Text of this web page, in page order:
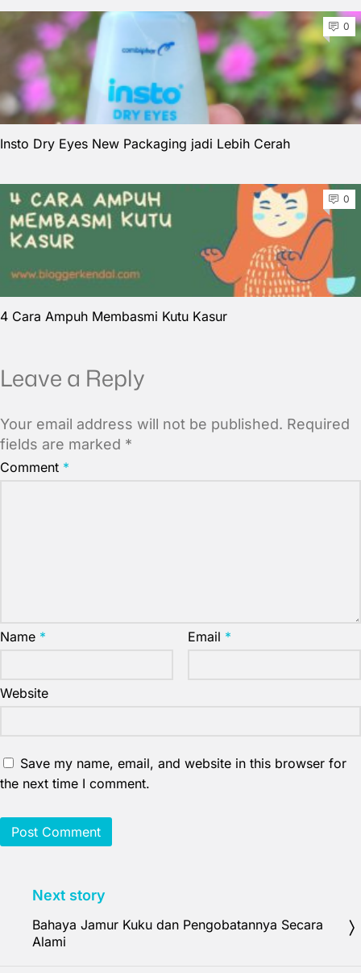
0
Insto Dry Eyes New Packaging jadi Lebih Cerah
0
4 Cara Ampuh Membasmi Kutu Kasur
Leave a Reply
Your email address will not be published. Required
fields are marked *
Comment *
Name * Email *
Website
Save my name, email, and website in this browser for
the next time I comment.
Next story
Bahaya Jamur Kuku dan Pengobatannya Secara
Alami